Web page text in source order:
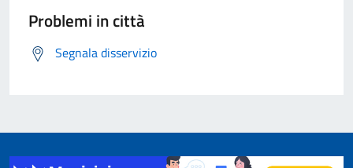
Problemi in città
Segnala disservizio